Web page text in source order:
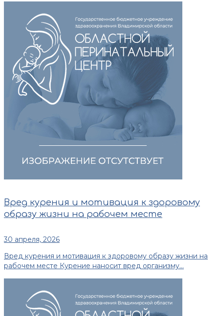
Вред курения и мотивация к здоровому
образу жизни на рабочем месте
30 апреля, 2026
Вред курения и мотивация к здоровому образу жизни на
рабочем месте Курение наносит вред организму...